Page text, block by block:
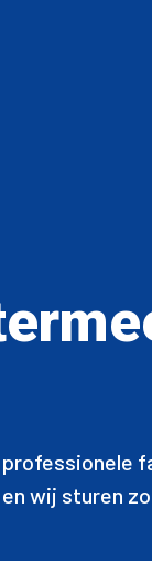
wij sturen